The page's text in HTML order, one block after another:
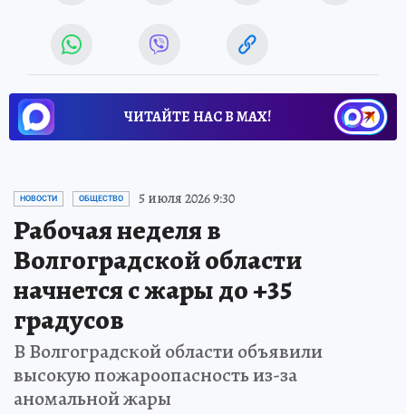
ЧИТАЙТЕ НАС В МАХ!
НОВОСТИ ОБЩЕСТВО 5 июля 2026 9:30
Рабочая неделя в
Волгоградской области
начнется с жары до +35
градусов
В Волгоградской области объявили
высокую пожароопасность из-за
аномальной жары